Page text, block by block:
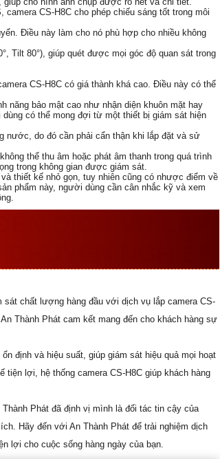
CS-H8C cho phép chiếu sáng tốt trong môi
Điều này làm cho nó phù hợp cho nhiều không
Tilt 80°), giúp quét được mọi góc độ quan sát trong
CS-H8C có giá thành khá cao. Điều này có thể
năng bảo mật cao như nhận diện khuôn mặt hay
có thể mong đợi từ một thiết bị giám sát hiện
nước, do đó cần phải cẩn thận khi lắp đặt và sử
thể thu âm hoặc phát âm thanh trong quá trình
trong không gian được giám sát.
thiết kế nhỏ gọn, tuy nhiên cũng có nhược điểm về
phẩm này, người dùng cần cân nhắc kỹ và xem
chất lượng hàng đầu với dịch vụ lắp camera CS-
Thành Phát cam kết mang đến cho khách hàng sự
định và hiệu suất, giúp giám sát hiệu quả mọi hoạt
lợi, hệ thống camera CS-H8C giúp khách hàng
Phát đã định vị mình là đối tác tin cậy của
Hãy đến với An Thành Phát để trải nghiệm dịch
lợi cho cuộc sống hàng ngày của bạn.